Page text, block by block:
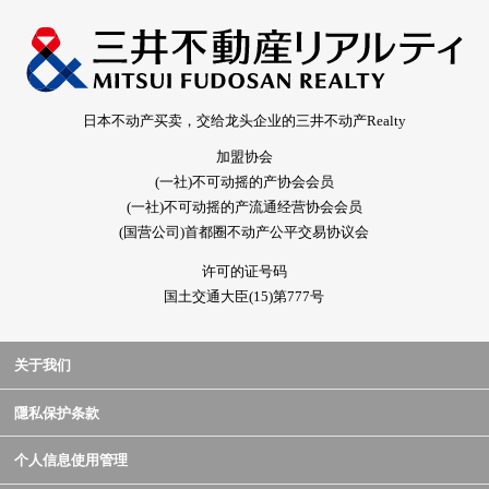
日本不动产买卖，交给龙头企业的三井不动产Realty
加盟协会
(一社)不可动摇的产协会会员
(一社)不可动摇的产流通经营协会会员
(国营公司)首都圈不动产公平交易协议会
许可的证号码
国土交通大臣(15)第777号
关于我们
隱私保护条款
个人信息使用管理